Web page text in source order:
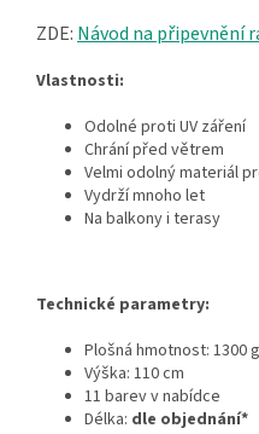
ZDE:Návod na připevnění
Vlastnosti:
Odolné proti UV záření
Chrání před větrem
Velmi odolný materiál
Vydrží mnoho let
Na balkony i terasy
Technické parametry:
Plošná hmotnost: 1300
Výška: 110 cm
11 barev v nabídce
Délka: dle objednání*